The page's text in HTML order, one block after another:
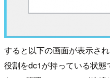
すると以下の画面が表示さ
役割をdc1が持っている状